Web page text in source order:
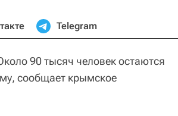
Telegram
90 тысяч человек остаются
сообщает крымское